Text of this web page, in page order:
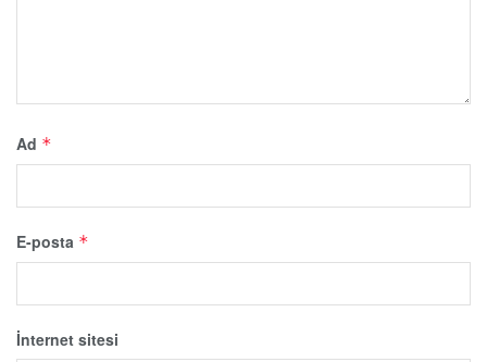
Ad *
E-posta *
İnternet sitesi